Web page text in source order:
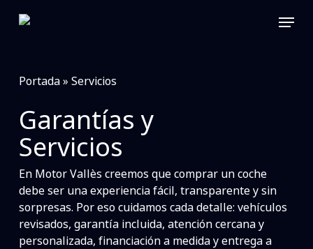
Menu
Portada» Servicios
Garantías y
Servicios
En Motor Vallès creemos que comprar un coche
debe ser una experiencia fácil, transparente y sin
sorpresas. Por eso cuidamos cada detalle: vehículos
revisados, garantía incluida, atención cercana y
personalizada, financiación a medida y entrega a